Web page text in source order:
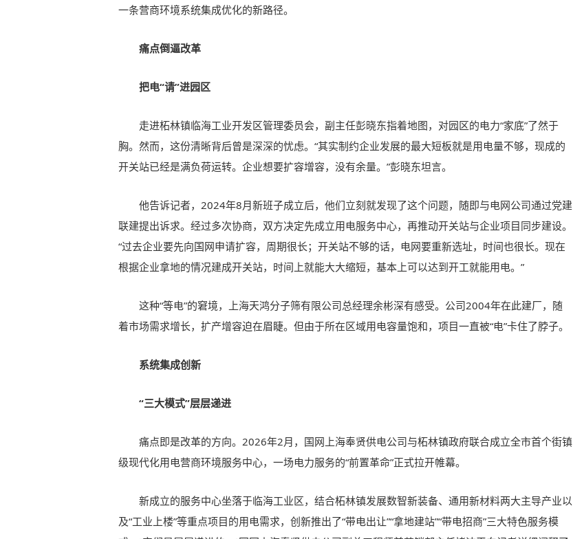
一条营商环境系统集成优化的新路径。
痛点倒逼改革
把电“请”进园区
走进柘林镇临海工业开发区管理委员会，副主任彭晓东指着地图，对园区的电力“家底”了然于
胸。然而，这份清晰背后曾是深深的忧虑。“其实制约企业发展的最大短板就是用电量不够，现成的
开关站已经是满负荷运转。企业想要扩容增容，没有余量。”彭晓东坦言。
他告诉记者，2024年8月新班子成立后，他们立刻就发现了这个问题，随即与电网公司通过党建
联建提出诉求。经过多次协商，双方决定先成立用电服务中心，再推动开关站与企业项目同步建设。
“过去企业要先向国网申请扩容，周期很长；开关站不够的话，电网要重新选址，时间也很长。现在
根据企业拿地的情况建成开关站，时间上就能大大缩短，基本上可以达到开工就能用电。”
这种“等电”的窘境，上海天鸿分子筛有限公司总经理余彬深有感受。公司2004年在此建厂，随
着市场需求增长，扩产增容迫在眉睫。但由于所在区域用电容量饱和，项目一直被“电”卡住了脖子。
系统集成创新
“三大模式”层层递进
痛点即是改革的方向。2026年2月，国网上海奉贤供电公司与柘林镇政府联合成立全市首个街镇
级现代化用电营商环境服务中心，一场电力服务的“前置革命”正式拉开帷幕。
新成立的服务中心坐落于临海工业区，结合柘林镇发展数智新装备、通用新材料两大主导产业以
及“工业上楼”等重点项目的用电需求，创新推出了“带电出让”“拿地建站”“带电招商”三大特色服务模